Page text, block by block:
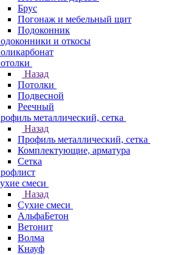
Брус
Погонаж и мебельный щит
Подоконник
и откосы
Назад
Потолки
Подвесной
Реечный
металлический, сетка
Назад
Профиль металлический, сетка
Комплектующие, арматура
Сетка
смеси
Назад
Сухие смеси
АльфаБетон
Ветонит
Волма
Кнауф